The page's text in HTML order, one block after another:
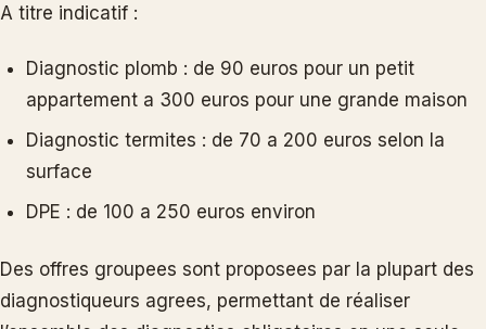
A titre indicatif :
Diagnostic plomb : de 90 euros pour un petit
appartement a 300 euros pour une grande maison
Diagnostic termites : de 70 a 200 euros selon la
surface
DPE : de 100 a 250 euros environ
Des offres groupees sont proposees par la plupart des
diagnostiqueurs agrees, permettant de réaliser